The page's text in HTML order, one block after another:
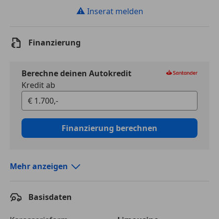
⚠ Inserat melden
Finanzierung
Berechne deinen Autokredit
Kredit ab
Finanzierung berechnen
Laufzeit
Mehr anzeigen
Basisdaten